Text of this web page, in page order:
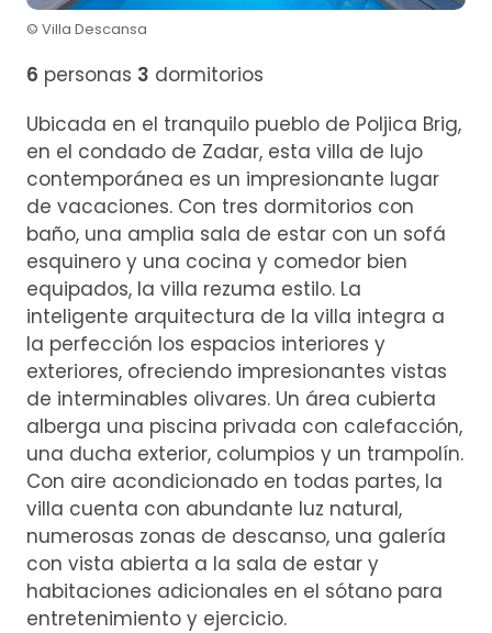
© Villa Descansa
6 personas 3 dormitorios
Ubicada en el tranquilo pueblo de Poljica Brig,
en el condado de Zadar, esta villa de lujo
contemporánea es un impresionante lugar
de vacaciones. Con tres dormitorios con
baño, una amplia sala de estar con un sofá
esquinero y una cocina y comedor bien
equipados, la villa rezuma estilo. La
inteligente arquitectura de la villa integra a
la perfección los espacios interiores y
exteriores, ofreciendo impresionantes vistas
de interminables olivares. Un área cubierta
alberga una piscina privada con calefacción,
una ducha exterior, columpios y un trampolín.
Con aire acondicionado en todas partes, la
villa cuenta con abundante luz natural,
numerosas zonas de descanso, una galería
con vista abierta a la sala de estar y
habitaciones adicionales en el sótano para
entretenimiento y ejercicio.